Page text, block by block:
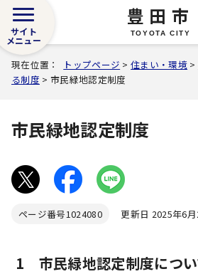
豊田市
TOYOTA CITY
サイト
メニュー
現在位置： トップページ >住まい・環境 >
る制度 > 市民緑地認定制度
市民緑地認定制度
ページ番号1024080 更新日 2025年6月
1 市民緑地認定制度につ